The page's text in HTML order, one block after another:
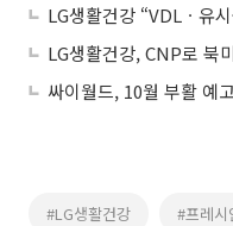
LG생활건강 “VDLㆍ유
#LG생활건강 #프레시